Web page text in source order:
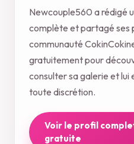
Newcouple560 a rédigé
complète et partagé ses
communauté
gratuitement pour
consulter sa galerie et lui
toute discrétion.
Voir le profil
gratuite